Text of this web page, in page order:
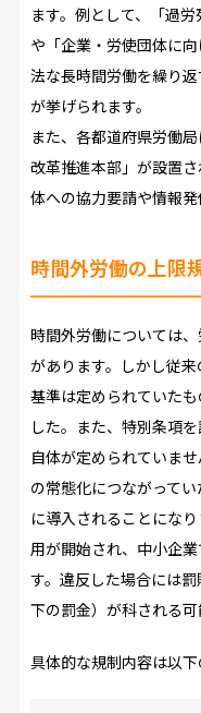
ます。例として、「過
や「企業・労使団体に
法な長時間労働を繰り
が挙げられます。
また、各都道府県労働
改革推進本部」が設置
体への協力要請や情報発
時間外労働の上限
時間外労働については
があります。しかし従
基準は定められていた
した。また、特別条項
自体が定められていま
の常態化につながって
に導入されることにな
用が開始され、中小企
す。違反した場合には
下の罰金）が科される可
具体的な規制内容は以下